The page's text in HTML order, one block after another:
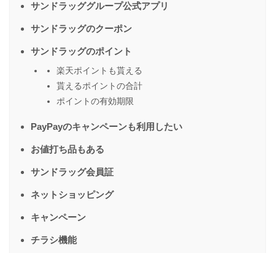
サンドラッググループ公式アプリ
サンドラッグのクーポン
サンドラッグのポイント
楽天ポイントも貰える
貰えるポイントの合計
ポイントの有効期限
PayPayのキャンペーンも利用したい
お値打ち品もある
サンドラッグ会員証
ネットショッピング
キャンペーン
チラシ機能